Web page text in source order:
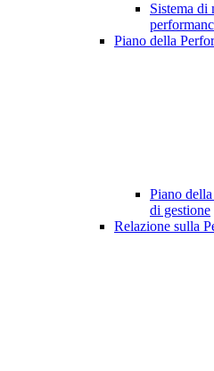
Sistema di
Piano della
Piano
di gestione
Relazione sulla